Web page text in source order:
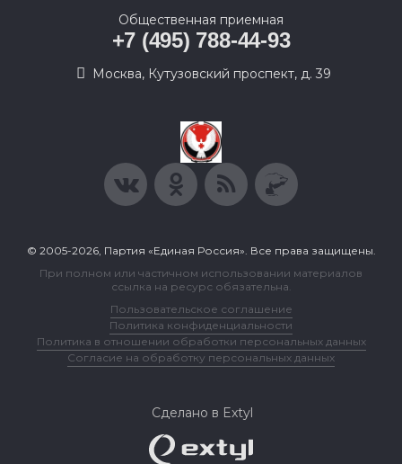
Общественная приемная
+7 (495) 788-44-93
Москва, Кутузовский проспект, д. 39
© 2005-2026, Партия «Единая Россия». Все права защищены.
При полном или частичном использовании материалов
ссылка на ресурс обязательна.
Пользовательское соглашение
Политика конфиденциальности
Политика в отношении обработки персональных данных
Согласие на обработку персональных данных
Сделано в Extyl